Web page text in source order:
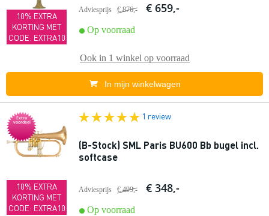
10% EXTRA
KORTING MET
CODE: EXTRA10
Adviesprijs € 876,- € 659,-
Op voorraad
Ook in 1 winkel op voorraad
In mijn winkelwagen
Extra
voordeel
10% EXTRA
KORTING MET
CODE: EXTRA10
1 review
(B-Stock) SML Paris BU600 Bb bugel incl.
softcase
Adviesprijs € 499,- € 348,-
Op voorraad